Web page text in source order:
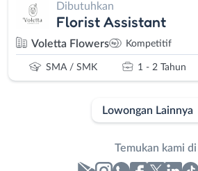
Dibutuhkan
Florist Assistant
Voletta Flowers Kompetitif
SMA / SMK 1 - 2 Tahun
Lowongan Lainnya
Temukan kami di